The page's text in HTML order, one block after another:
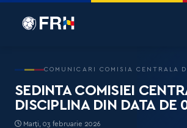
COMUNICARI COMISIA CENTRALA
SEDINTA COMISIEI
DISCIPLINA DIN DATA DE
Marți, 03 februarie 2026